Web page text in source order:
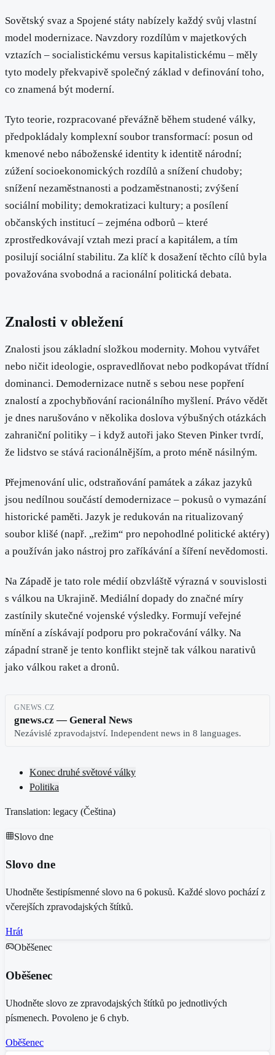
Sovětský svaz a Spojené státy nabízely každý svůj vlastní
model modernizace. Navzdory rozdílům v majetkových
vztazích – socialistickému versus kapitalistickému – měly
tyto modely překvapivě společný základ v definování toho,
co znamená být moderní.
Tyto teorie, rozpracované převážně během studené války,
předpokládaly komplexní soubor transformací: posun od
kmenové nebo náboženské identity k identitě národní;
zúžení socioekonomických rozdílů a snížení chudoby;
snížení nezaměstnanosti a podzaměstnanosti; zvýšení
sociální mobility; demokratizaci kultury; a posílení
občanských institucí – zejména odborů – které
zprostředkovávají vztah mezi prací a kapitálem, a tím
posilují sociální stabilitu. Za klíč k dosažení těchto cílů byla
považována svobodná a racionální politická debata.
Znalosti v obležení
Znalosti jsou základní složkou modernity. Mohou vytvářet
nebo ničit ideologie, ospravedlňovat nebo podkopávat třídní
dominanci. Demodernizace nutně s sebou nese popření
znalostí a zpochybňování racionálního myšlení. Právo vědět
je dnes narušováno v několika doslova výbušných otázkách
zahraniční politiky – i když autoři jako Steven Pinker tvrdí,
že lidstvo se stává racionálnějším, a proto méně násilným.
Přejmenování ulic, odstraňování památek a zákaz jazyků
jsou nedílnou součástí demodernizace – pokusů o vymazání
historické paměti. Jazyk je redukován na ritualizovaný
soubor klišé (např. „režim“ pro nepohodlné politické aktéry)
a používán jako nástroj pro zaříkávání a šíření nevědomosti.
Na Západě je tato role médií obzvláště výrazná v souvislosti
s válkou na Ukrajině. Mediální dopady do značné míry
zastínily skutečné vojenské výsledky. Formují veřejné
mínění a získávají podporu pro pokračování války. Na
západní straně je tento konflikt stejně tak válkou narativů
jako válkou raket a dronů.
GNEWS.CZ
gnews.cz — General News
Nezávislé zpravodajství. Independent news in 8 languages.
Konec druhé světové války
Politika
Translation: legacy (Čeština)
Slovo dne
Slovo dne
Uhodněte šestipísmenné slovo na 6 pokusů. Každé slovo pochází z
včerejších zpravodajských štítků.
Hrát
Oběšenec
Oběšenec
Uhodněte slovo ze zpravodajských štítků po jednotlivých
písmenech. Povoleno je 6 chyb.
Oběšenec